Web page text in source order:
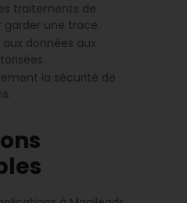
traitements de
garder une trace.
aux données aux
la sécurité de